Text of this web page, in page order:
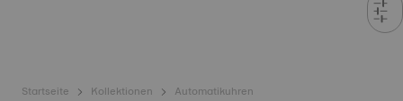
Startseite Kollektionen
Automatikuhren